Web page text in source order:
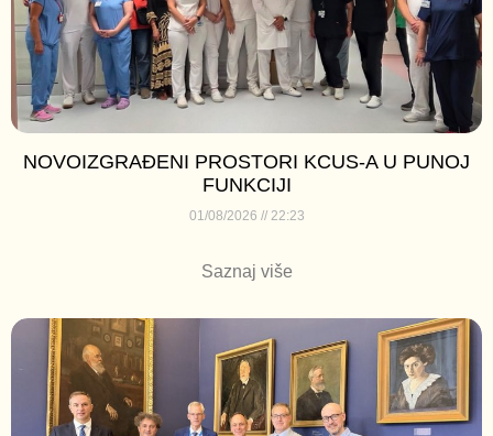
NOVOIZGRAĐENI PROSTORI KCUS-A U PUNOJ
FUNKCIJI
01/08/2026 22:23
Saznaj više